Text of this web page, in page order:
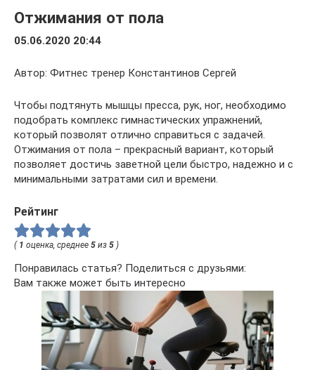
Отжимания от пола
05.06.2020 20:44
Автор: Фитнес тренер Константинов Сергей
Чтобы подтянуть мышцы пресса, рук, ног, необходимо
подобрать комплекс гимнастических упражнений,
который позволят отлично справиться с задачей.
Отжимания от пола – прекрасный вариант, который
позволяет достичь заветной цели быстро, надежно и с
минимальными затратами сил и времени.
Рейтинг
( 1 оценка, среднее 5 из 5 )
Понравилась статья? Поделиться с друзьями:
Вам также может быть интересно